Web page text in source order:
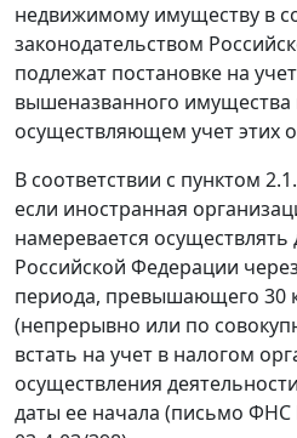
недвижимому имуществу в
законодательством
подлежат постановке на
вышеназванного имущества
осуществляющем учет этих
В соответствии с пунктом
если иностранная
намеревается осуществлять
Российской Федерации
периода, превышающего 30
(непрерывно или по
встать на учет в налогом
осуществления
даты ее начала (письмо ФНС